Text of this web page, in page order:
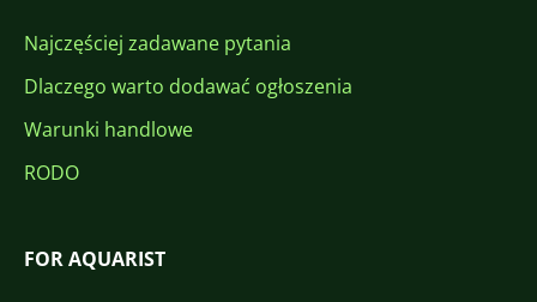
Najczęściej zadawane pytania
Dlaczego warto dodawać ogłoszenia
Warunki handlowe
RODO
FOR AQUARIST